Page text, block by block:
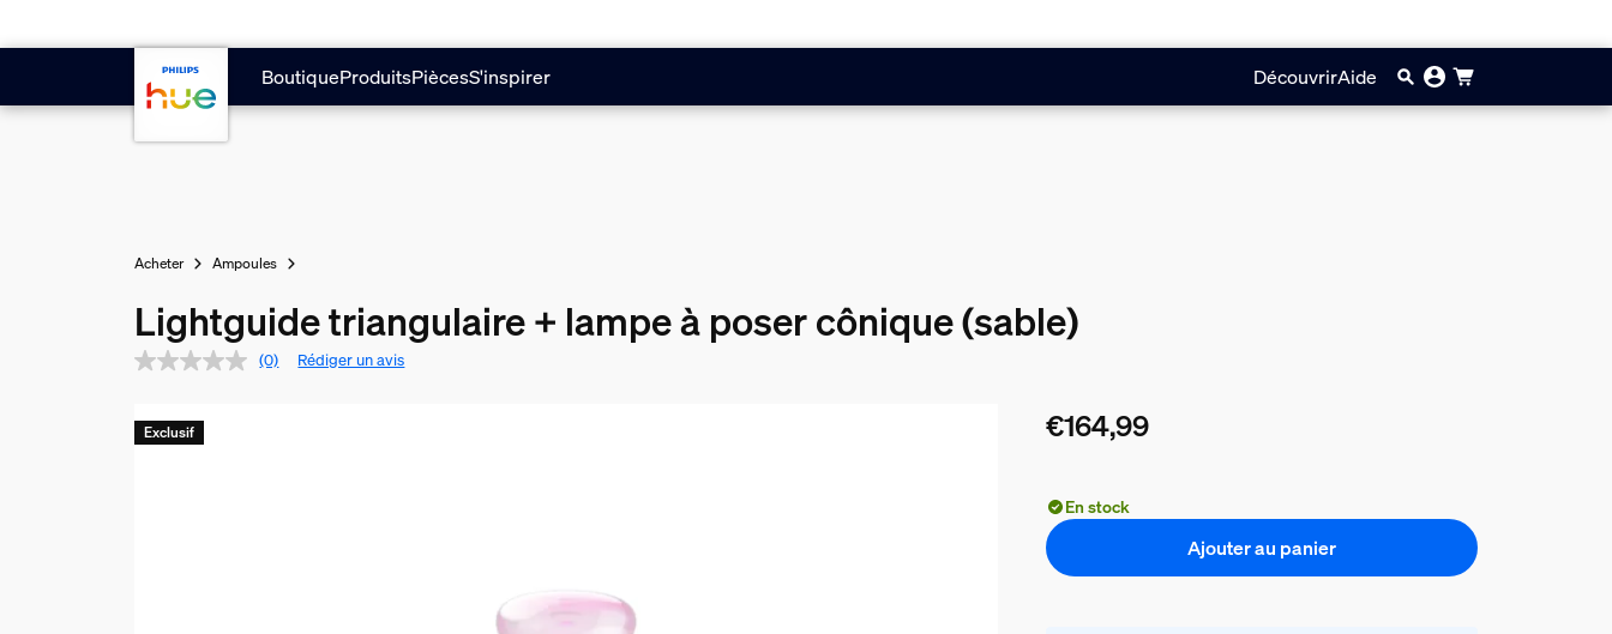
BoutiqueProduitsPiècesS'inspirer DécouvrirAide
Acheter Ampoules
Lightguide triangulaire + lampe à poser cônique (sable)
(0) Rédiger un avis
€164,99
Exclusif
En stock
Ajouter au panier